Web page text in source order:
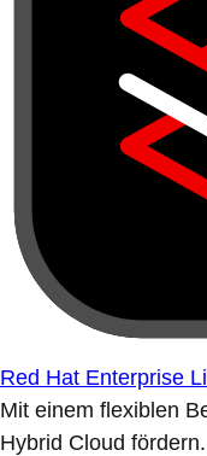
Red Hat Enterprise
Mit einem flexiblen
Hybrid Cloud fördern.